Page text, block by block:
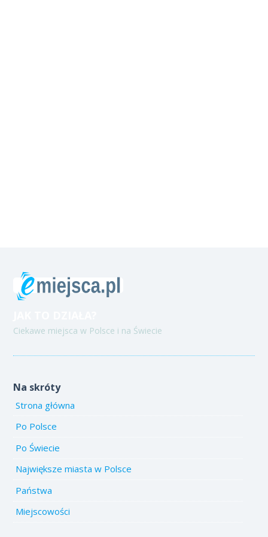
Ciekawe miejsca w Polsce i na Świecie
Na skróty
Strona główna
Po Polsce
Po Świecie
Największe miasta w Polsce
Państwa
Miejscowości